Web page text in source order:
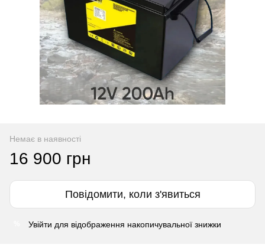
Немає в наявності
16 900 грн
Повідомити, коли з'явиться
Увійти для відображення накопичувальної знижки